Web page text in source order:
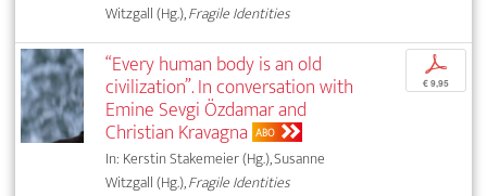
Witzgall (Hg.),Fragile Identities
“Every human body is an old
civilization”. In conversation with
Emine Sevgi Özdamar and
Christian Kravagna ABO
In: Kerstin Stakemeier (Hg.), Susanne
Witzgall (Hg.),Fragile Identities
p
€ 9,95